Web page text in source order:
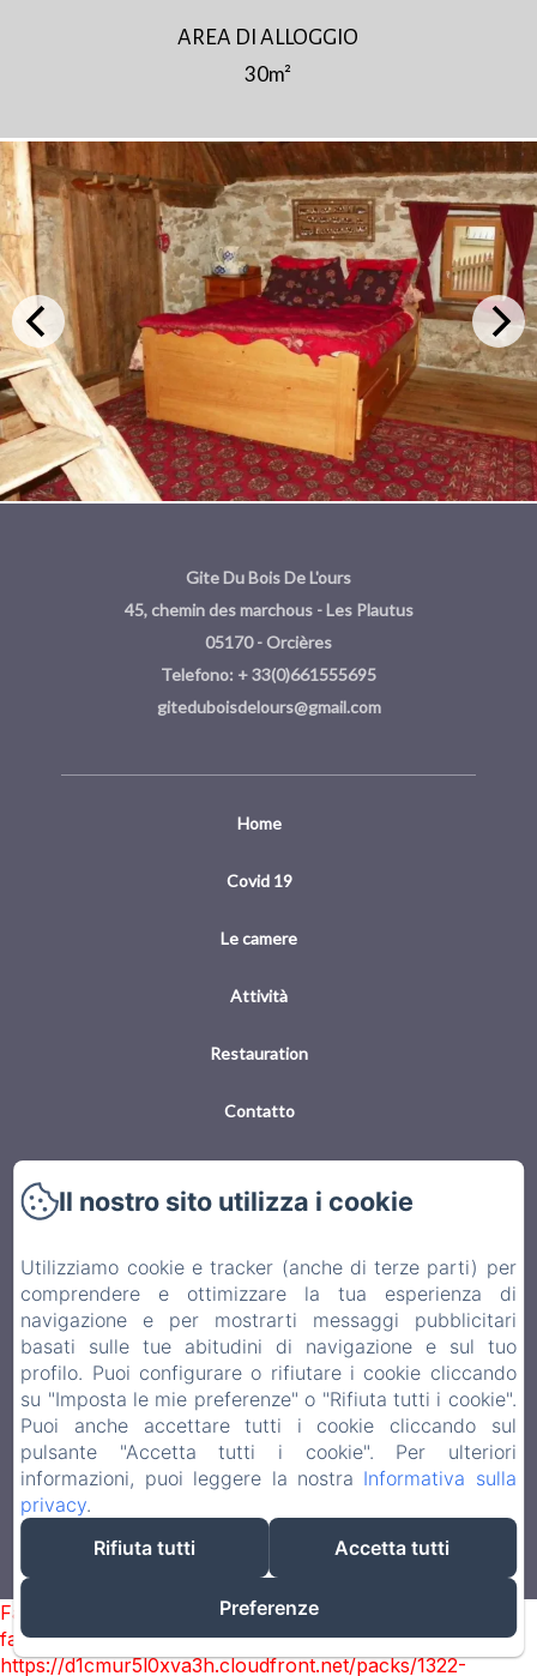
AREA DI ALLOGGIO
30m²
Gite Du Bois De L'ours
45, chemin des marchous - Les Plautus
05170 - Orcières
Telefono: + 33(0)661555695
giteduboisdelours@gmail.com
Home
Covid 19
Le camere
Attività
Restauration
Contatto
Conditions de réservations
Informativa Privacy
Note legali
Informazioni sui cookie
FR
Funziona con Amenitiz
Failed to load BookingEngine/index: Loading chunk 1322
failed. (missing:
https://d1cmur5l0xva3h.cloudfront.net/packs/1322-
Il nostro sito utilizza i cookie
Utilizziamo cookie e tracker (anche di terze parti) per
comprendere e ottimizzare la tua esperienza di
navigazione e per mostrarti messaggi pubblicitari
basati sulle tue abitudini di navigazione e sul tuo
profilo. Puoi configurare o rifiutare i cookie cliccando
su "Imposta le mie preferenze" o "Rifiuta tutti i cookie".
Puoi anche accettare tutti i cookie cliccando sul
pulsante "Accetta tutti i cookie". Per ulteriori
informazioni, puoi leggere la nostra Informativa sulla
privacy.
Rifiuta tutti
Accetta tutti
Preferenze